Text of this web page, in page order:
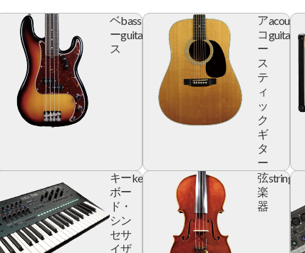
ベ
ー
ス
bass
guitar
ア
コ
ー
ス
テ
ィ
ッ
ク
ギ
タ
ー
acoustic
guitar
キー
ボー
ド・
シン
セサ
イザ
keyboard
弦
楽
器
string